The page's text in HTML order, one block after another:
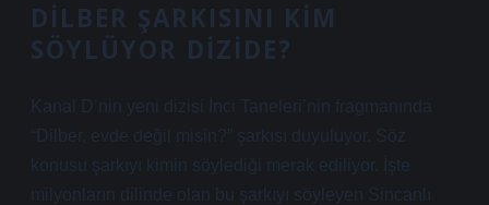
DILBER ŞARKISINI KIM
SÖYLÜYOR DIZIDE?
Kanal D’nin yeni dizisi İnci Taneleri’nin fragmanında
“Dilber, evde değil misin?” şarkısı duyuluyor. Söz
konusu şarkıyı kimin söylediği merak ediliyor. İşte
milyonların dilinde olan bu şarkıyı söyleyen Sincanlı